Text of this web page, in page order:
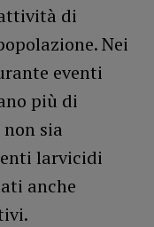
di
Nei
eventi
più di
sia
larvicidi
anche